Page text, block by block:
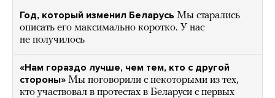
Год, который изменил Беларусь Мы старались
описать его максимально коротко. У нас
не получилось
«Нам гораздо лучше, чем тем, кто с другой
стороны» Мы поговорили с некоторыми из тех,
кто участвовал в протестах в Беларуси с первых